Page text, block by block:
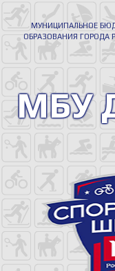
МУНИЦИПАЛЬНОЕ
ОБРАЗОВАНИЯ ГОРОДА
МБУ